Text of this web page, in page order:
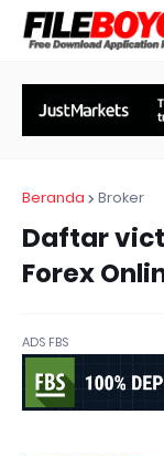
Beranda Broker
Daftar
Forex
ADS FBS